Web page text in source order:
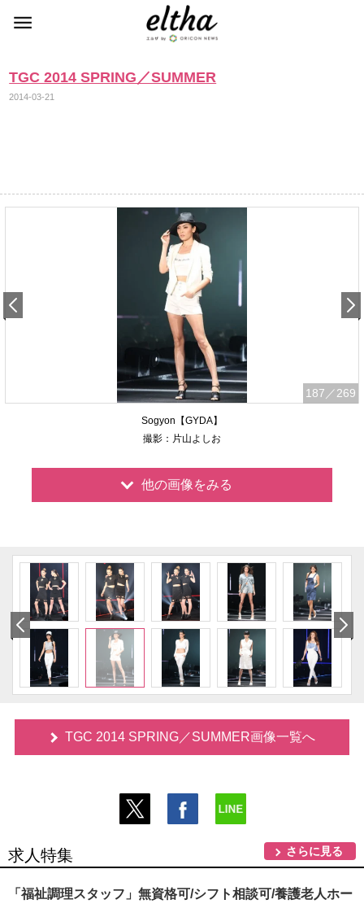
TGC 2014 SPRING／SUMMER
2014-03-21
187 ／269
Sogyon【GYDA】
撮影：片山よしお
他の画像をみる
TGC 2014 SPRING／SUMMER画像一覧へ
求人特集 さらに見る
「福祉調理スタッフ」無資格可/シフト相談可/養護老人ホー